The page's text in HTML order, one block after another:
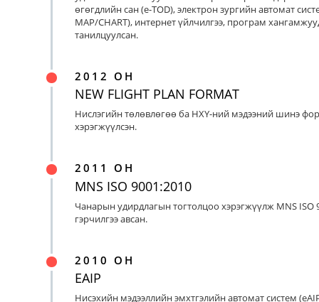
өгөгдлийн сан (e-TOD), электрон зургийн автомат
MAP/CHART), интернет үйлчилгээ, програм
танилцуулсан.
2012 ОН
NEW FLIGHT PLAN FORMAT
Нислэгийн төлөвлөгөө ба НХҮ-ний мэдээний шинэ
хэрэгжүүлсэн.
2011 ОН
MNS ISO 9001:2010
Чанарын удирдлагын тогтолцоо хэрэгжүүлж MNS ISO
гэрчилгээ авсан.
2010 ОН
EAIP
Нисэхийн мэдээллийн эмхтгэлийн автомат систем